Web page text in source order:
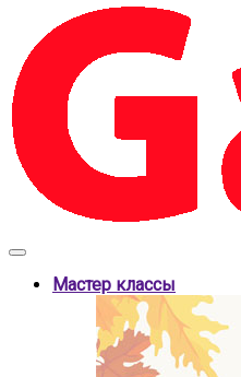
Мастер классы